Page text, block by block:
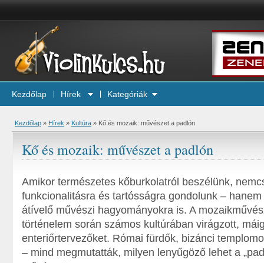
Kezdőlap Hírek Kategóriák
Kezdőlap » Hírek » Kultúra » Kő és mozaik: művészet a padlón
Kő és mozaik: művészet a padlón
Amikor természetes kőburkolatról beszélünk,
funkcionalitásra és tartósságra gondolunk –
átívelő művészi hagyományokra is. A
történelem során számos kultúrában virágzott,
enteriőrtervezőket. Római fürdők, bizánci
– mind megmutatták, milyen lenyűgöző lehet a